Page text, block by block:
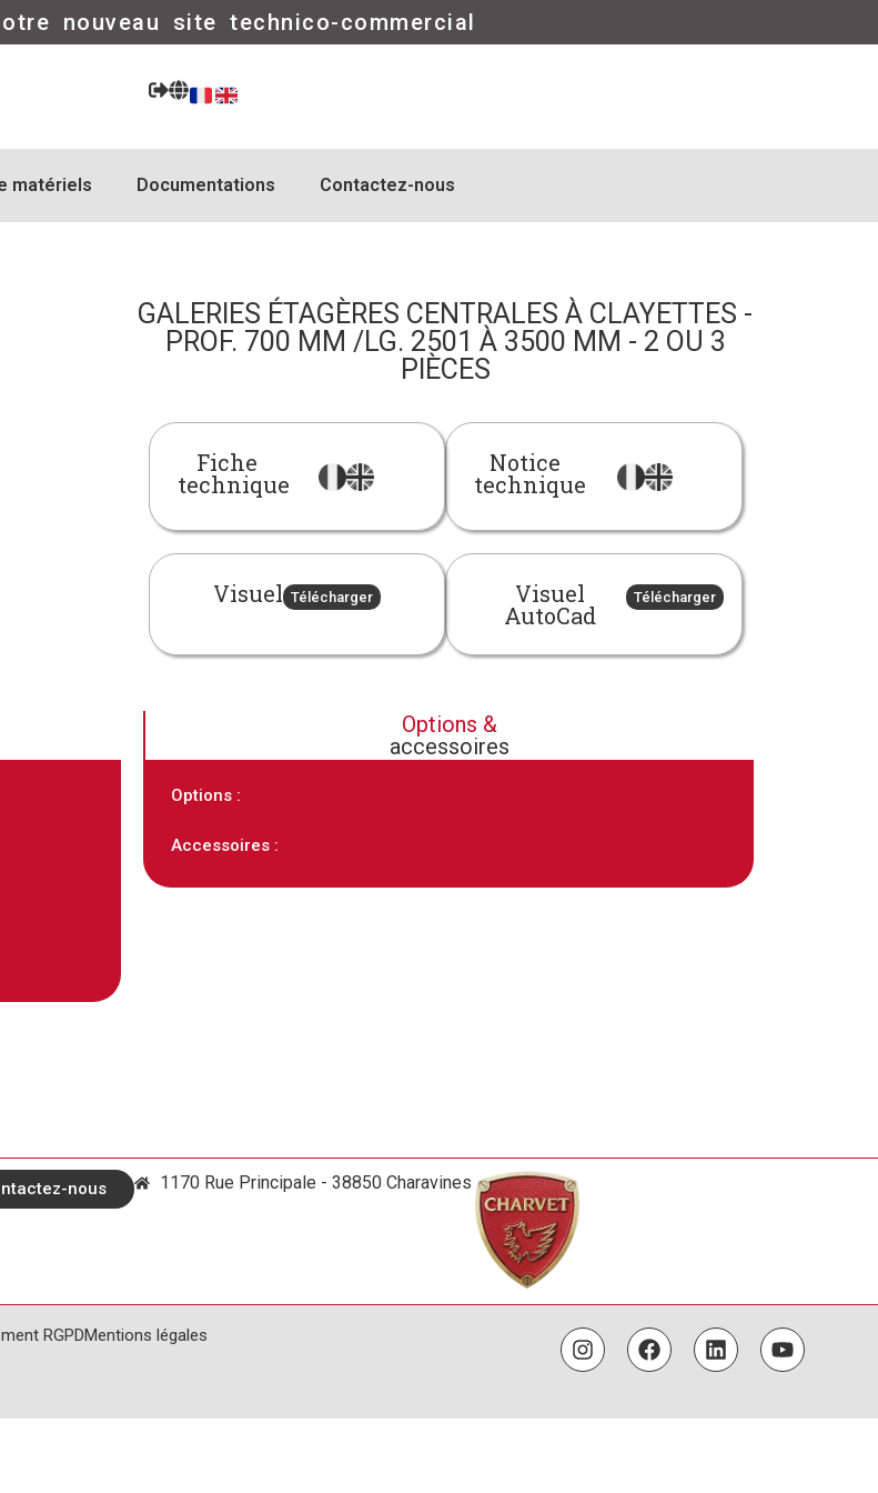
nouveau site technico-commercial
matériels Documentations Contactez-nous
GALERIES ÉTAGÈRES CENTRALES À CLAYETTES -
PROF. 700 MM /LG. 2501 À 3500 MM - 2 OU 3
PIÈCES
Fiche
technique
Notice
technique
Visuel Télécharger Visuel
AutoCad
Télécharger
Options &
accessoires
Options :
Accessoires :
nous 1170 Rue Principale - 38850 Charavines
RGPDMentions légales